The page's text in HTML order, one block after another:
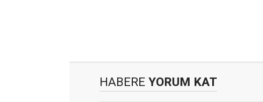
HABERE YORUM KAT